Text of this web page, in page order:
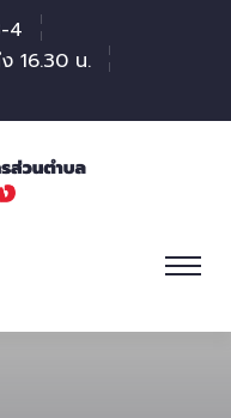
4
16.30 น.